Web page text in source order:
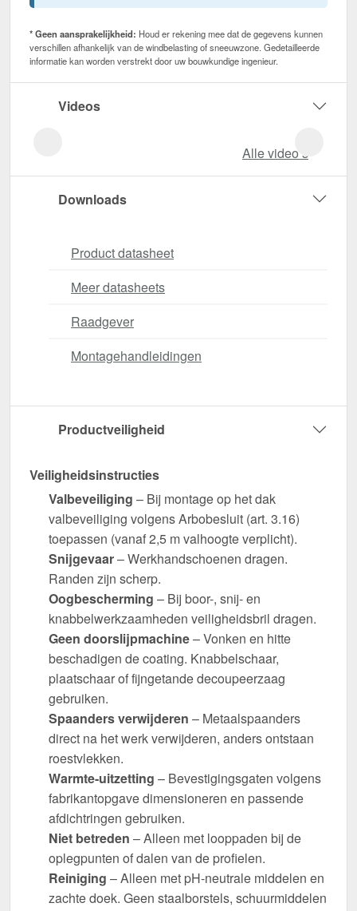
* Geen aansprakelijkheid: Houd er rekening mee dat de gegevens kunnen
verschillen afhankelijk van de windbelasting of sneeuwzone. Gedetailleerde
informatie kan worden verstrekt door uw bouwkundige ingenieur.
Videos
Alle video‘s
Downloads
Product datasheet
Meer datasheets
Raadgever
Montagehandleidingen
Productveiligheid
Veiligheidsinstructies
Valbeveiliging – Bij montage op het dak
valbeveiliging volgens Arbobesluit (art. 3.16)
toepassen (vanaf 2,5 m valhoogte verplicht).
Snijgevaar– Werkhandschoenen dragen.
Randen zijn scherp.
Oogbescherming – Bij boor-, snij- en
knabbelwerkzaamheden veiligheidsbril dragen.
Geen doorslijpmachine– Vonken en hitte
beschadigen de coating. Knabbelschaar,
plaatschaar of fijngetande decoupeerzaag
gebruiken.
Spaanders verwijderen – Metaalspaanders
direct na het werk verwijderen, anders ontstaan
roestvlekken.
Warmte-uitzetting – Bevestigingsgaten volgens
fabrikantopgave dimensioneren en passende
afdichtringen gebruiken.
Niet betreden – Alleen met looppaden bij de
oplegpunten of dalen van de profielen.
Reiniging – Alleen met pH-neutrale middelen en
zachte doek. Geen staalborstels, schuurmiddelen